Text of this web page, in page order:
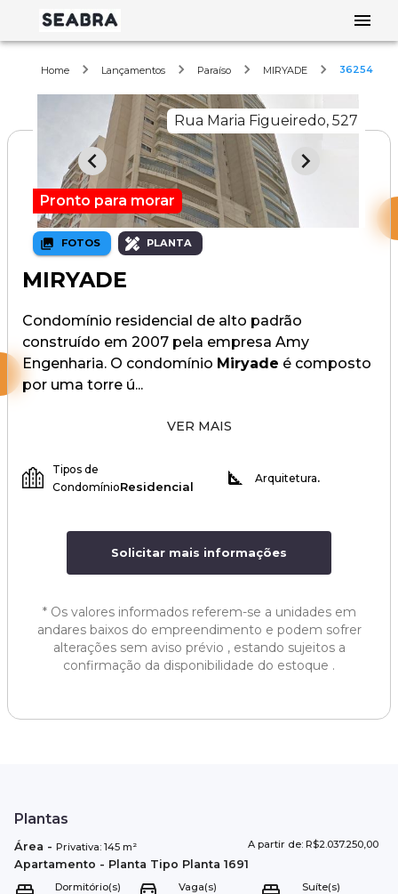
Home Lançamentos Paraíso MIRYADE 36254
FOTOS PLANTA
Rua Maria Figueiredo, 527
Pronto para morar
MIRYADE
Condomínio residencial de alto padrão
construído em 2007 pela empresa Amy
Engenharia. O condomínio Miryade é composto
por uma torre ú...
VER MAIS
Tipos de
CondomínioResidencial
Arquitetura.
Solicitar mais informações
* Os valores informados referem-se a unidades em
andares baixos do empreendimento e podem sofrer
alterações sem aviso prévio , estando sujeitos a
confirmação da disponibilidade do estoque .
Plantas
Área - Privativa: 145 m² A partir de: R$2.037.250,00
Apartamento - Planta Tipo Planta 1691
Dormitório(s)
Vaga(s)
Suíte(s)